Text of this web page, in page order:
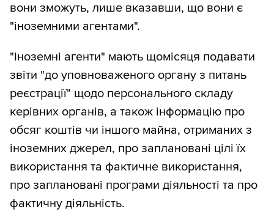
вони зможуть, лише вказавши, що вони є
"іноземними агентами".
"Іноземні агенти" мають щомісяця подавати
звіти "до уповноваженого органу з питань
реєстрації" щодо персонального складу
керівних органів, а також інформацію про
обсяг коштів чи іншого майна, отриманих з
іноземних джерел, про заплановані цілі їх
використання та фактичне використання,
про заплановані програми діяльності та про
фактичну діяльність.